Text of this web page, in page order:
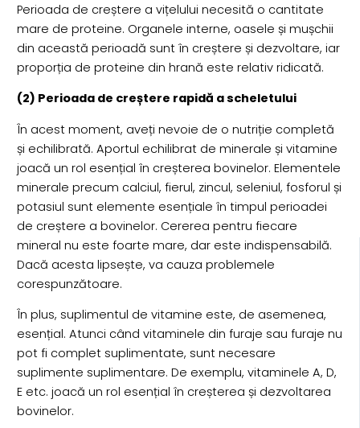
Perioada de creștere a vițelului necesită o cantitate
mare de proteine. Organele interne, oasele și mușchii
din această perioadă sunt în creștere și dezvoltare, iar
proporția de proteine din hrană este relativ ridicată.
(2) Perioada de creștere rapidă a scheletului
În acest moment, aveți nevoie de o nutriție completă
și echilibrată. Aportul echilibrat de minerale și vitamine
joacă un rol esențial în creșterea bovinelor. Elementele
minerale precum calciul, fierul, zincul, seleniul, fosforul și
potasiul sunt elemente esențiale în timpul perioadei
de creștere a bovinelor. Cererea pentru fiecare
mineral nu este foarte mare, dar este indispensabilă.
Dacă acesta lipsește, va cauza problemele
corespunzătoare.
În plus, suplimentul de vitamine este, de asemenea,
esențial. Atunci când vitaminele din furaje sau furaje nu
pot fi complet suplimentate, sunt necesare
suplimente suplimentare. De exemplu, vitaminele A, D,
E etc. joacă un rol esențial în creșterea și dezvoltarea
bovinelor.